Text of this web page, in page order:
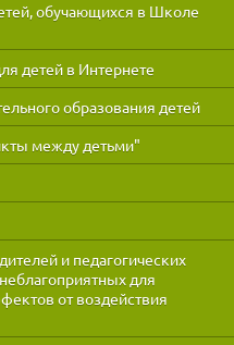
обучающихся в Школе
детей в Интернете
образования детей
между детьми"
и педагогических
для
от воздействия